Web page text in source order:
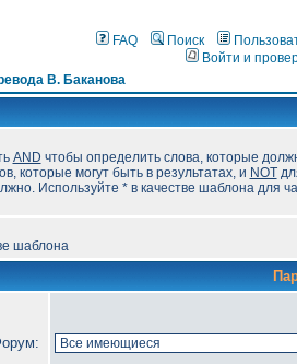
FAQ Поиск
Войти и
В. Баканова
AND чтобы определить слова, которые
которые могут быть в результатах, и NOT
Используйте * в качестве шаблона для
шаблона